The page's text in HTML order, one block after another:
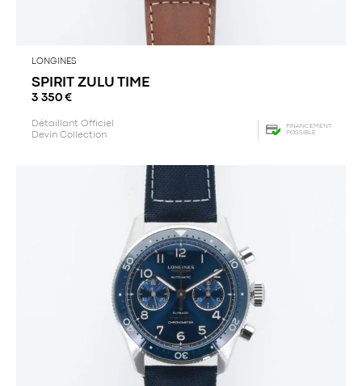
LONGINES
SPIRIT ZULU TIME
3 350 €
Détaillant Officiel
Devin Collection
FINANCEMENT
POSSIBLE